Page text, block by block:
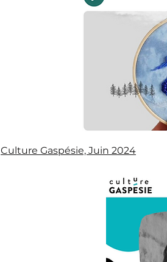
Culture Gaspésie, Juin 2024